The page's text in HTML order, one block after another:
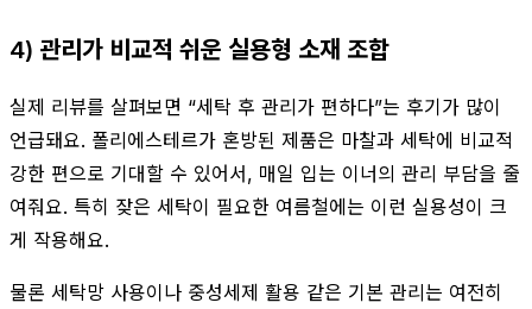
4) 관리가 비교적 쉬운 실용형 소재 조합
실제 리뷰를 살펴보면 “세탁 후 관리가 편하다”는 후기가 많이
언급돼요. 폴리에스테르가 혼방된 제품은 마찰과 세탁에 비교적
강한 편으로 기대할 수 있어서, 매일 입는 이너의 관리 부담을 줄
여줘요. 특히 잦은 세탁이 필요한 여름철에는 이런 실용성이 크
게 작용해요.
물론 세탁망 사용이나 중성세제 활용 같은 기본 관리는 여전히